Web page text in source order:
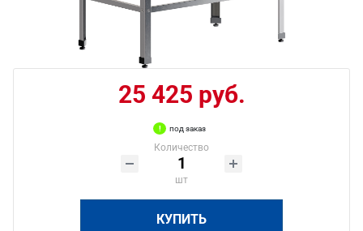
25 425 руб.
под заказ
Количество
шт
КУПИТЬ